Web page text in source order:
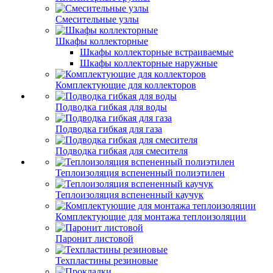
Смесительные узлы
Шкафы коллекторные
Шкафы коллекторные встраиваемые
Шкафы коллекторные наружные
Комплектующие для коллекторов
Подводка гибкая для воды
Подводка гибкая для газа
Подводка гибкая для смесителя
Теплоизоляция вспененный полиэтилен
Теплоизоляция вспененный каучук
Комплектующие для монтажа теплоизоляции
Паронит листовой
Техпластины резиновые